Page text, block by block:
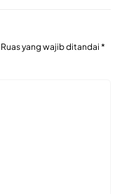
Ruas yang wajib ditandai *